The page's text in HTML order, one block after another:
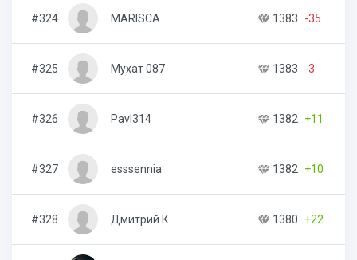
#324 MARISCA 1383 -35
#325 Мухат 087 1383 -3
#326 Pavl314 1382 +11
#327 esssennia 1382 +10
#328 Дмитрий К 1380 +22